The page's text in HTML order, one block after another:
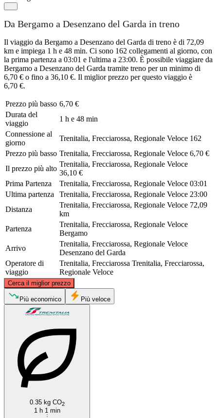
Da Bergamo a Desenzano del Garda in treno
Il viaggio da Bergamo a Desenzano del Garda di treno è di 72,09
km e impiega 1 h e 48 min. Ci sono 162 collegamenti al giorno, con
la prima partenza a 03:01 e l'ultima a 23:00. È possibile viaggiare da
Bergamo a Desenzano del Garda tramite treno per un minimo di
6,70 € o fino a 36,10 €. Il miglior prezzo per questo viaggio è
6,70 €.
Prezzo più basso 6,70 €
Durata del
viaggio
1 h e 48 min
Connessione al
giorno
Trenitalia, Frecciarossa, Regionale Veloce 162
Prezzo più basso Trenitalia, Frecciarossa, Regionale Veloce 6,70 €
Il prezzo più alto
Trenitalia, Frecciarossa, Regionale Veloce
36,10 €
Prima Partenza
Trenitalia, Frecciarossa, Regionale Veloce 03:01
Ultima partenza
Trenitalia, Frecciarossa, Regionale Veloce 23:00
Distanza
Trenitalia, Frecciarossa, Regionale Veloce 72,09
km
Partenza
Trenitalia, Frecciarossa, Regionale Veloce
Bergamo
Arrivo
Trenitalia, Frecciarossa, Regionale Veloce
Desenzano del Garda
Operatore di
viaggio
Trenitalia, Frecciarossa Trenitalia, Frecciarossa,
Regionale Veloce
Cerca il miglior prezzo
Bergamo
©
Più economico Più veloce
0.35 kg CO2
1 h 1 min